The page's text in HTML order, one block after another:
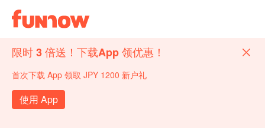
限时 3 倍送！下载App 领优惠！
首次下载 App 领取 JPY 1200 新户礼
使用 App